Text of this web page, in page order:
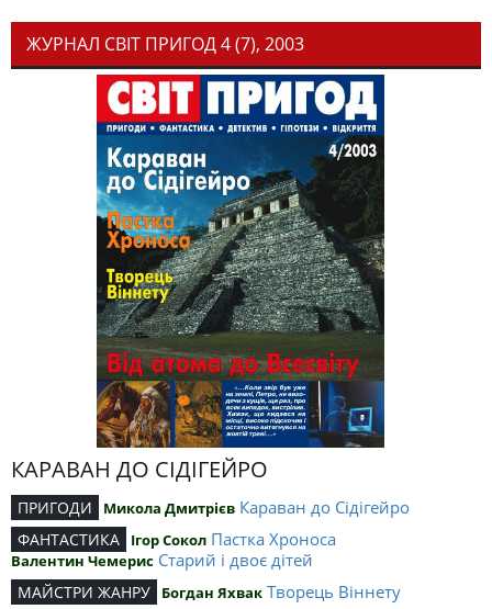
ЖУРНАЛ СВІТ ПРИГОД 4 (7), 2003
КАРАВАН ДО СІДІГЕЙРО
ПРИГОДИ Микола Дмитрієв Караван до Сідігейро
ФАНТАСТИКА Ігор Сокол Пастка Хроноса
Валентин Чемерис Старий і двоє дітей
МАЙСТРИ ЖАНРУ Богдан Яхвак Творець Віннету